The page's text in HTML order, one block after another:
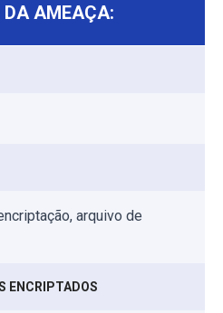
DA AMEAÇA:
arquivo de
ENCRIPTADOS